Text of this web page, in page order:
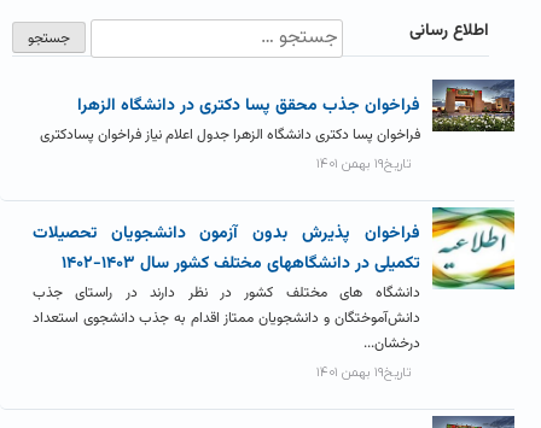
اطلاع رسانی
فراخوان جذب محقق پسا دکتری در دانشگاه الزهرا
فراخوان پسا دکتری دانشگاه الزهرا جدول اعلام نیاز فراخوان پسادکتری
تاریخ۱۹ بهمن ۱۴۰۱
فراخوان پذیرش بدون آزمون دانشجویان تحصیلات
تکمیلی در دانشگاههای مختلف کشور سال ۱۴۰۳-۱۴۰۲
دانشگاه های مختلف کشور در نظر دارند در راستای جذب
دانش‌آموختگان و دانشجویان ممتاز اقدام به جذب دانشجوی استعداد
درخشان...
تاریخ۱۹ بهمن ۱۴۰۱